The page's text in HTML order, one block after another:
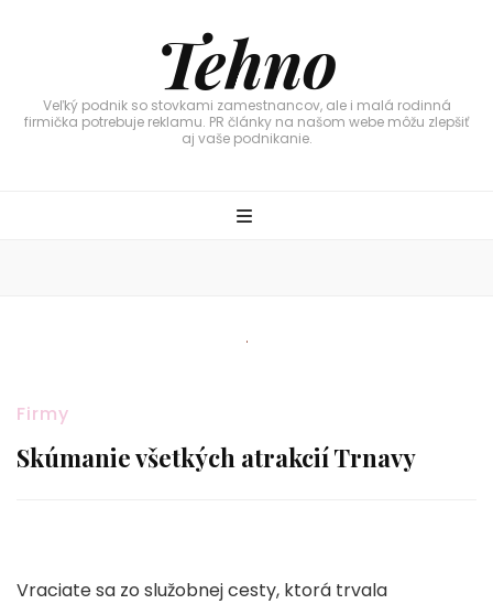
Tehno
Veľký podnik so stovkami zamestnancov, ale i malá rodinná
firmička potrebuje reklamu. PR články na našom webe môžu zlepšiť
aj vaše podnikanie.
Firmy
Skúmanie všetkých atrakcií Trnavy
Vraciate sa zo služobnej cesty, ktorá trvala